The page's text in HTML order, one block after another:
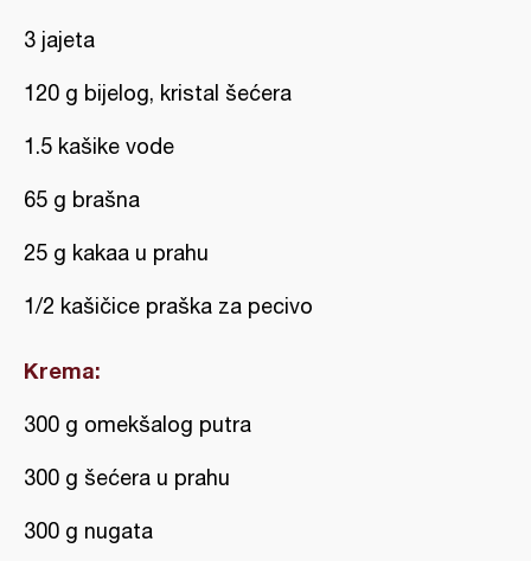
3 jajeta
120 g bijelog, kristal šećera
1.5 kašike vode
65 g brašna
25 g kakaa u prahu
1/2 kašičice praška za pecivo
Krema:
300 g omekšalog putra
300 g šećera u prahu
300 g nugata